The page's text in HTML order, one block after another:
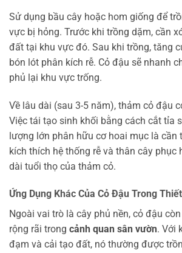
Sử dụng bầu cây hoặc hom giống để
vực bị hỏng. Trước khi trồng dặm, cần
đất tại khu vực đó. Sau khi trồng, tăng
bón lót phân kích rễ. Cỏ đậu sẽ nhanh
phủ lại khu vực trống.
Về lâu dài (sau 3-5 năm), thảm cỏ đậu
Việc tái tạo sinh khối bằng cách cắt tỉa
lượng lớn phân hữu cơ hoai mục là cần
kích thích hệ thống rễ và thân cây phục
dài tuổi thọ của thảm cỏ.
Ứng Dụng Khác Của Cỏ Đậu Trong
Ngoài vai trò là cây phủ nền, cỏ đậu
rộng rãi trong cảnh quan sân vườn. Với
đạm và cải tạo đất, nó thường được